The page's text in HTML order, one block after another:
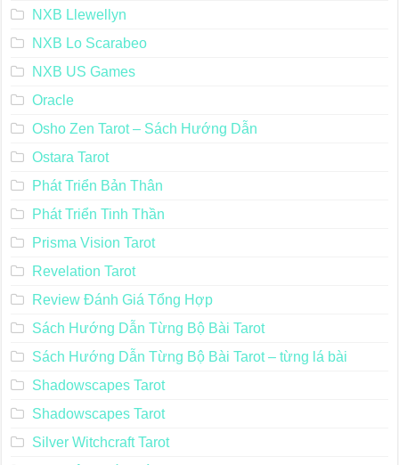
NXB Llewellyn
NXB Lo Scarabeo
NXB US Games
Oracle
Osho Zen Tarot – Sách Hướng Dẫn
Ostara Tarot
Phát Triển Bản Thân
Phát Triển Tinh Thần
Prisma Vision Tarot
Revelation Tarot
Review Đánh Giá Tổng Hợp
Sách Hướng Dẫn Từng Bộ Bài Tarot
Sách Hướng Dẫn Từng Bộ Bài Tarot – từng lá bài
Shadowscapes Tarot
Shadowscapes Tarot
Silver Witchcraft Tarot